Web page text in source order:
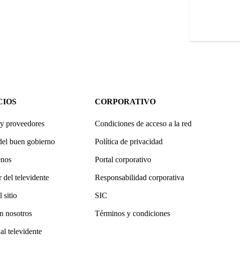
proveedores
buen gobierno
del televidente
sitio
nosotros
televidente
CORPORATIVO
Condiciones de acceso a la red
Política de privacidad
Portal corporativo
Responsabilidad corporativa
SIC
Términos y condiciones